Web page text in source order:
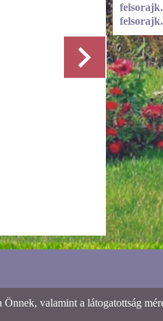
Részletek
valamint a látogatottság